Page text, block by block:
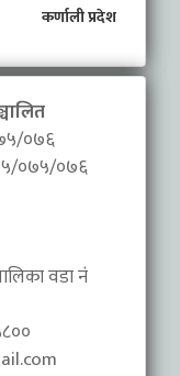
कर्णाली प्रदेश
०७६
०७५/०७६
वडा नंं